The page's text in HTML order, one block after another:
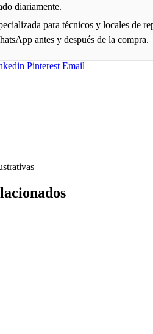
diariamente.
para técnicos y locales de
antes y después de la compra.
Pinterest Email
–